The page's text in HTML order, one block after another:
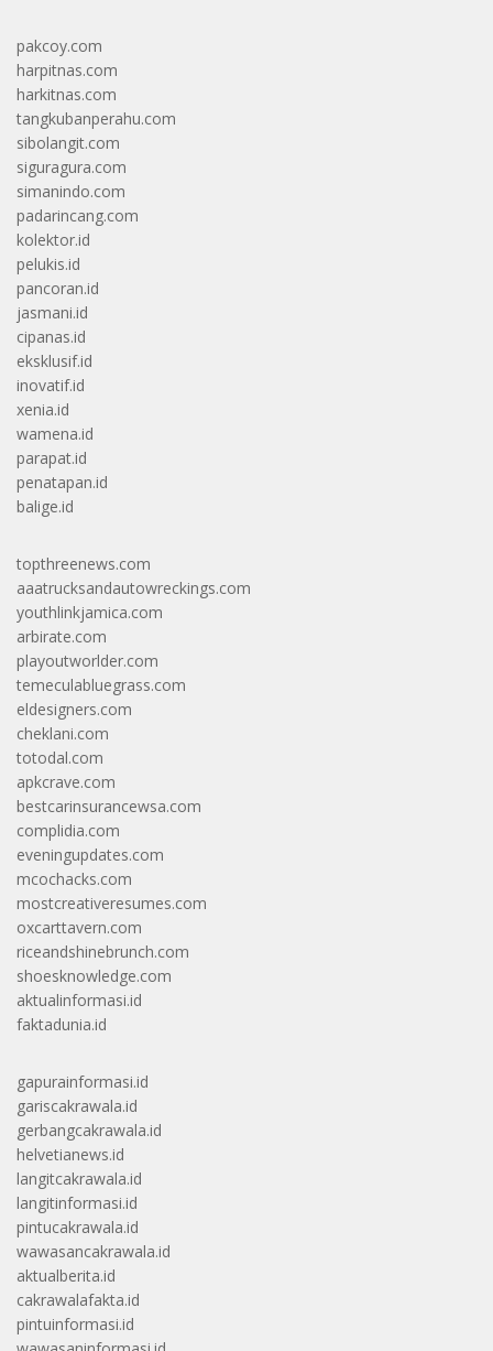
pakcoy.com
harpitnas.com
harkitnas.com
tangkubanperahu.com
sibolangit.com
siguragura.com
simanindo.com
padarincang.com
kolektor.id
pelukis.id
pancoran.id
jasmani.id
cipanas.id
eksklusif.id
inovatif.id
xenia.id
wamena.id
parapat.id
penatapan.id
balige.id
topthreenews.com
aaatrucksandautowreckings.com
youthlinkjamica.com
arbirate.com
playoutworlder.com
temeculabluegrass.com
eldesigners.com
cheklani.com
totodal.com
apkcrave.com
bestcarinsurancewsa.com
complidia.com
eveningupdates.com
mcochacks.com
mostcreativeresumes.com
oxcarttavern.com
riceandshinebrunch.com
shoesknowledge.com
aktualinformasi.id
faktadunia.id
gapurainformasi.id
gariscakrawala.id
gerbangcakrawala.id
helvetianews.id
langitcakrawala.id
langitinformasi.id
pintucakrawala.id
wawasancakrawala.id
aktualberita.id
cakrawalafakta.id
pintuinformasi.id